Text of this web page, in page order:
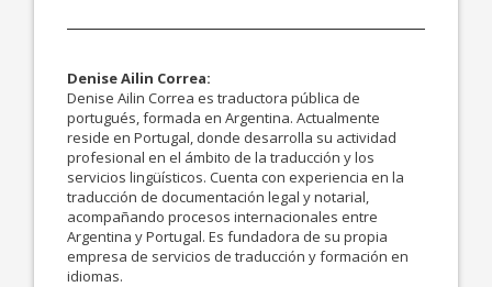
Denise Ailin Correa:
Denise Ailin Correa es traductora pública de
portugués, formada en Argentina. Actualmente
reside en Portugal, donde desarrolla su actividad
profesional en el ámbito de la traducción y los
servicios lingüísticos. Cuenta con experiencia en la
traducción de documentación legal y notarial,
acompañando procesos internacionales entre
Argentina y Portugal. Es fundadora de su propia
empresa de servicios de traducción y formación en
idiomas.